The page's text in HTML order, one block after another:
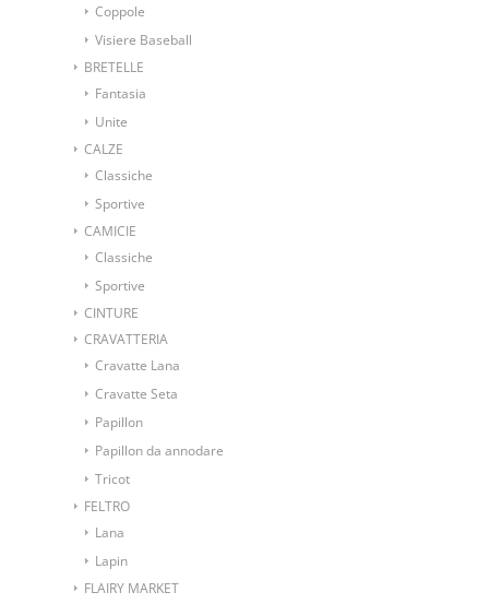
Coppole
Visiere Baseball
BRETELLE
Fantasia
Unite
CALZE
Classiche
Sportive
CAMICIE
Classiche
Sportive
CINTURE
CRAVATTERIA
Cravatte Lana
Cravatte Seta
Papillon
Papillon da annodare
Tricot
FELTRO
Lana
Lapin
FLAIRY MARKET